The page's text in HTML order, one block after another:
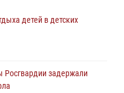
детей в детских
Росгвардии задержали